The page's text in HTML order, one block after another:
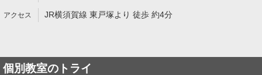
JR横須賀線 東戸塚より 徒歩 約4分
個別教室のトライ